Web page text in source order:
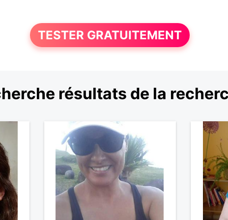
TESTER GRATUITEMENT
résultats de la